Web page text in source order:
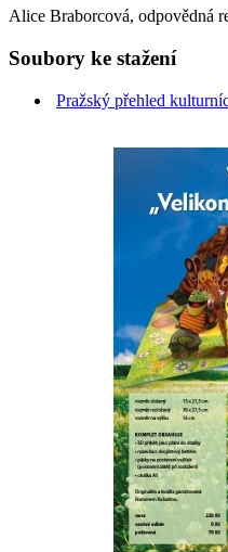
Alice Braborcová, odpovědná
Soubory ke stažení
Pražský přehled